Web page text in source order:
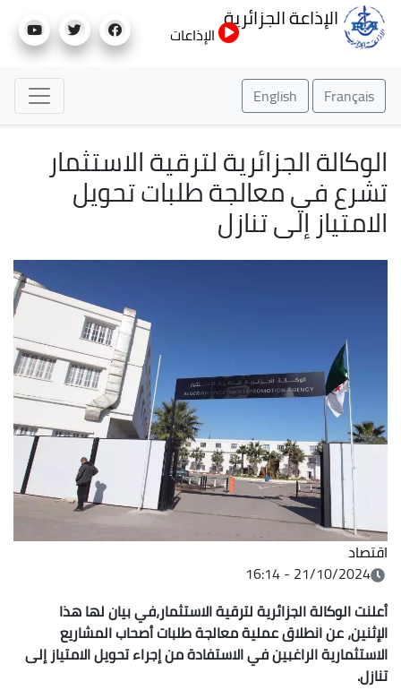
إلى
الإذاعة الجزائرية
الإذاعات
Français
English
الوكالة الجزائرية لترقية الاستثمار
تشرع في معالجة طلبات تحويل
الامتياز إلى تنازل
اقتصاد
21/10/2024 - 16:14
أعلنت الوكالة الجزائرية لترقية الاستثمار،في بيان لها هذا
الإثنين، عن انطلاق عملية معالجة طلبات أصحاب المشاريع
الاستثمارية الراغبين في الاستفادة من إجراء تحويل الامتياز إلى
تنازل.